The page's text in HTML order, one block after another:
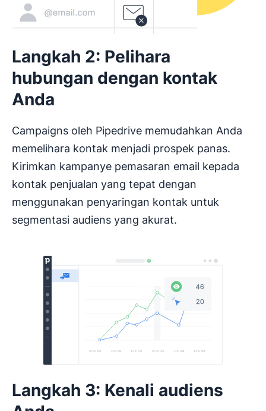
Langkah 2: Pelihara
hubungan dengan kontak
Anda
Campaigns oleh Pipedrive memudahkan Anda
memelihara kontak menjadi prospek panas.
Kirimkan kampanye pemasaran email kepada
kontak penjualan yang tepat dengan
menggunakan penyaringan kontak untuk
segmentasi audiens yang akurat.
Langkah 3: Kenali audiens